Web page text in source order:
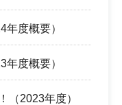
年度概要）
年度概要）
（2023年度）